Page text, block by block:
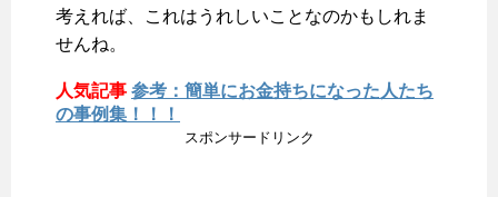
考えれば、これはうれしいことなのかもしれま
せんね。
人気記事 参考：簡単にお金持ちになった人たち
の事例集！！！
スポンサードリンク